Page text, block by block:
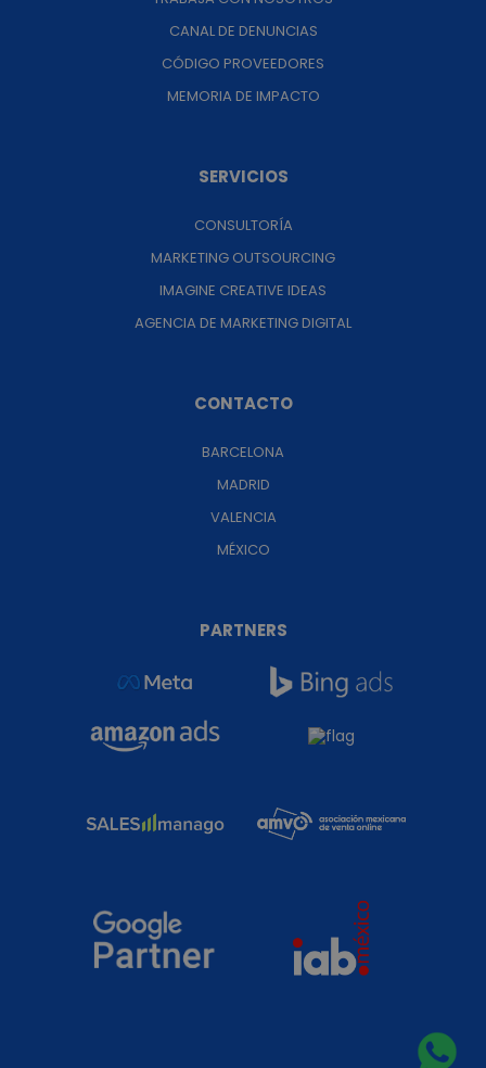
CANAL DE DENUNCIAS
CÓDIGO PROVEEDORES
MEMORIA DE IMPACTO
SERVICIOS
CONSULTORÍA
MARKETING OUTSOURCING
IMAGINE CREATIVE IDEAS
AGENCIA DE MARKETING DIGITAL
CONTACTO
BARCELONA
MADRID
VALENCIA
MÉXICO
PARTNERS